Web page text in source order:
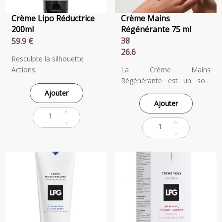
corps.
Crème Lipo Réductrice
200ml
59.9 €
Resculpte la silhouette
Actions:
graisses
> Réduit l’apparence des
rondeurs excessives
> Silhouette galbée et
Créme Lipo-Réductrice est
l’apparence des rondeurs
excessives ou rebelles
(particulièrement des
hanches, du ventre, de la
Ajouter
Crème Mains
Régénérante 75 ml
38
26.6
La Crème Mains
Régénérante est un soin
anti-âge hautement
performant, spécialement
formulé pour protéger les
mains, une zone
particulièrement vulnérable
Ajouter